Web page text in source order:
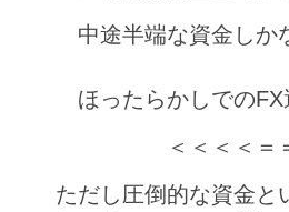
中途半端な資金しか
ほったらかしでのFX
＜＜＜＜＝＝＝
ただし圧倒的な資金と